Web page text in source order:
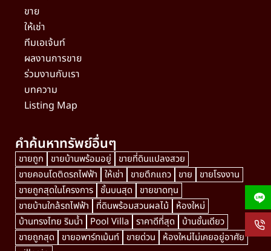
ขาย
ให้เช่า
ทีมเอเจ้นท์
ผลงานการขาย
ร่วมงานกับเรา
บทความ
Listing Map
คำค้นหาทรัพย์อื่นๆ
ขายถูก ขายบ้านพร้อมอยู่
ขายที่ดินแปลงสวย
ขายคอนโดติดรถไฟฟ้า ให้เช่า ขายตึกแถว ขาย
ขายโรงงาน
ขายถูกสุดในโครงการ ชั้นบนสุด
ขายขาดทุน
ขายบ้านใกล้รถไฟฟ้า
ที่ดินพร้อมสวนผลไม้
ห้องใหม่
บ้านทรงไทย ริมน้ำ
Pool Villa ราคาดีที่สุด
บ้านชั้นเดียว
ขายถูกสุด
ขายอพาร์ทเม้นท์ ขายด่วน
ห้องใหม่ไม่เคยอยู่อาศัย